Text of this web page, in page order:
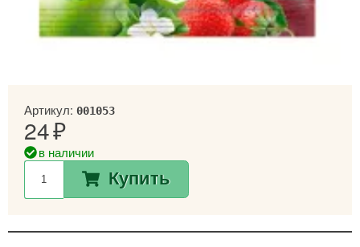
Артикул: 001053
24
в наличии
Купить